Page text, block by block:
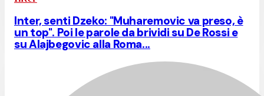
Inter, senti Dzeko: "Muharemovic va preso, è
un top". Poi le parole da brividi su De Rossi e
su Alajbegovic alla Roma...